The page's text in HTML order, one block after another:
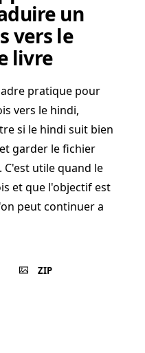
un
vers le
livre
pratique pour
vers le hindi,
si le hindi suit bien
garder le fichier
utile quand le
et que l'objectif est
peut continuer a
ZIP